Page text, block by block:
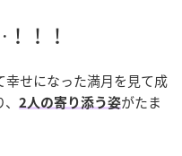
！！
せになった満月を見て成
2人の寄り添う姿がたま